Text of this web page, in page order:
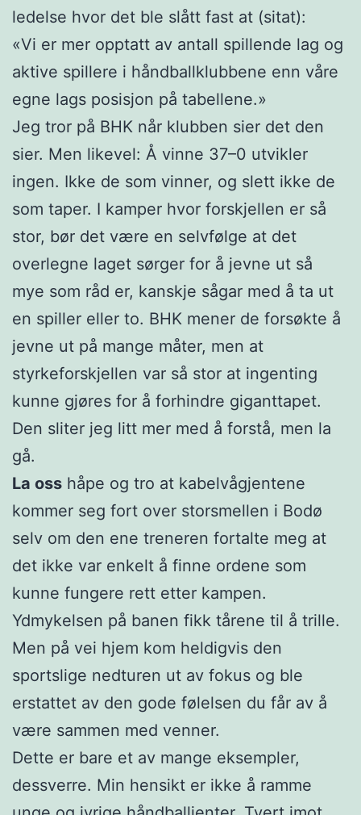
ledelse hvor det ble slått fast at (sitat):
«Vi er mer opptatt av antall spillende lag og
aktive spillere i håndballklubbene enn våre
egne lags posisjon på tabellene.»
Jeg tror på BHK når klubben sier det den
sier. Men likevel: Å vinne 37–0 utvikler
ingen. Ikke de som vinner, og slett ikke de
som taper. I kamper hvor forskjellen er så
stor, bør det være en selvfølge at det
overlegne laget sørger for å jevne ut så
mye som råd er, kanskje sågar med å ta ut
en spiller eller to. BHK mener de forsøkte å
jevne ut på mange måter, men at
styrkeforskjellen var så stor at ingenting
kunne gjøres for å forhindre giganttapet.
Den sliter jeg litt mer med å forstå, men la
gå.
La oss håpe og tro at kabelvågjentene
kommer seg fort over storsmellen i Bodø
selv om den ene treneren fortalte meg at
det ikke var enkelt å finne ordene som
kunne fungere rett etter kampen.
Ydmykelsen på banen fikk tårene til å trille.
Men på vei hjem kom heldigvis den
sportslige nedturen ut av fokus og ble
erstattet av den gode følelsen du får av å
være sammen med venner.
Dette er bare et av mange eksempler,
dessverre. Min hensikt er ikke å ramme